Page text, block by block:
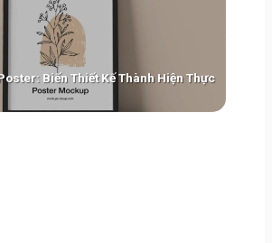
Biến Thiết Kế Thành Hiện Thực